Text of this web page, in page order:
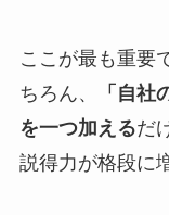
ここが最も重要
ちろん、
「自社
を一つ加えるだ
説得力が格段に